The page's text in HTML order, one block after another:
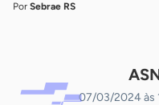
Por Sebrae RS
07/03/2024 às